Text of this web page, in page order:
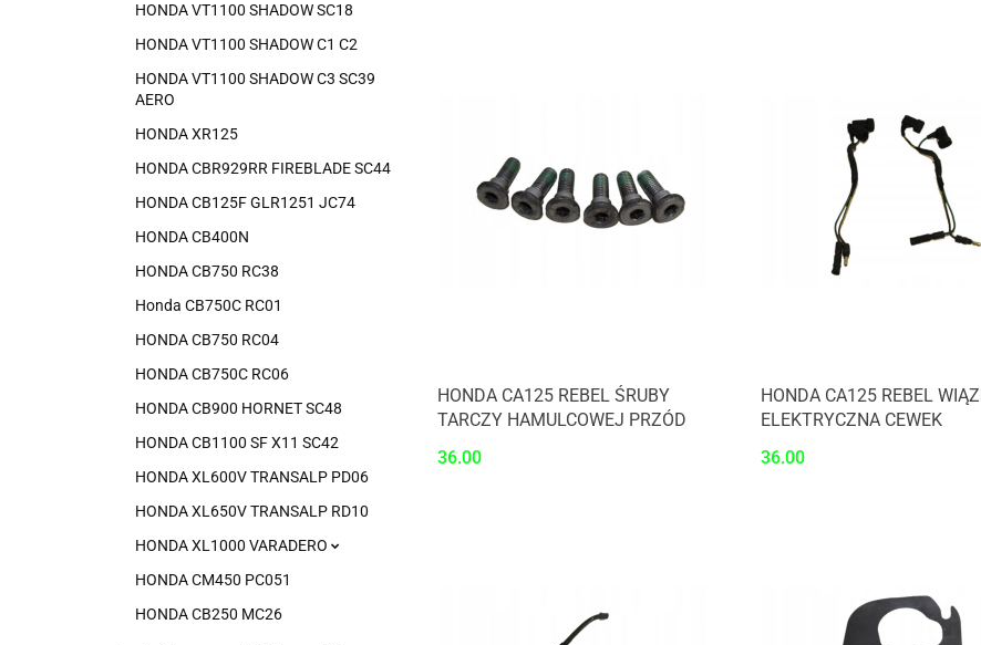
HONDA VT1100 SHADOW SC18
HONDA VT1100 SHADOW C1 C2
HONDA VT1100 SHADOW C3 SC39
AERO
HONDA XR125
HONDA CBR929RR FIREBLADE SC44
HONDA CB125F GLR1251 JC74
HONDA CB400N
HONDA CB750 RC38
Honda CB750C RC01
HONDA CB750 RC04
HONDA CB750C RC06
HONDA CB900 HORNET SC48
HONDA CB1100 SF X11 SC42
HONDA XL600V TRANSALP PD06
HONDA XL650V TRANSALP RD10
HONDA XL1000 VARADERO
HONDA CM450 PC051
HONDA CB250 MC26
HONDA CA125 REBEL ŚRUBY
TARCZY HAMULCOWEJ PRZÓD
36.00
HONDA CA125 REBEL
ELEKTRYCZNA CEWEK
36.00